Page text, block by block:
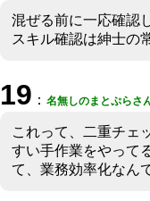
混ぜる前に一応確認
スキル確認は紳士の
19 ： 名無しのまとぷらさ
これって、二重チェ
すい手作業をやって
て、業務効率化なん